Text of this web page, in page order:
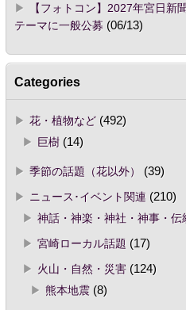
【フォトコン】2027年宮日新
テーマに一般公募 (06/13)
Categories
花・植物など(492)
巨樹(14)
季節の話題（花以外）
(39)
ニュース･イベント関連 (210)
神話・神楽・神社・神事・伝
宮崎ローカル話題 (17)
火山・自然・災害(124)
熊本地震(8)